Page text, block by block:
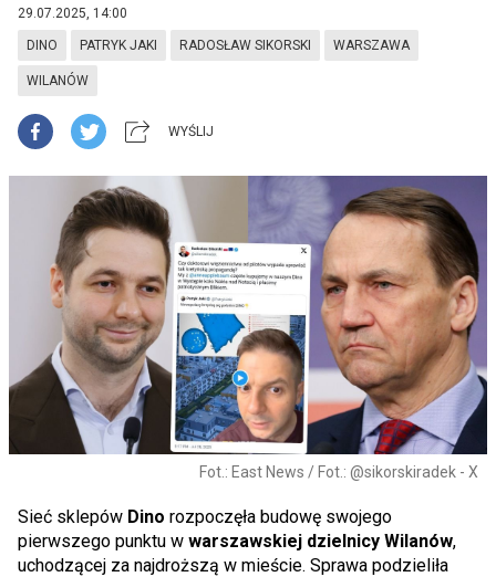
29.07.2025, 14:00
DINO PATRYK JAKI RADOSŁAW SIKORSKI WARSZAWA
WILANÓW
WYŚLIJ
Fot.: East News / Fot.: @sikorskiradek - X
Sieć sklepów Dino rozpoczęła budowę swojego
pierwszego punktu w warszawskiej dzielnicy Wilanów,
uchodzącej za najdroższą w mieście. Sprawa podzieliła